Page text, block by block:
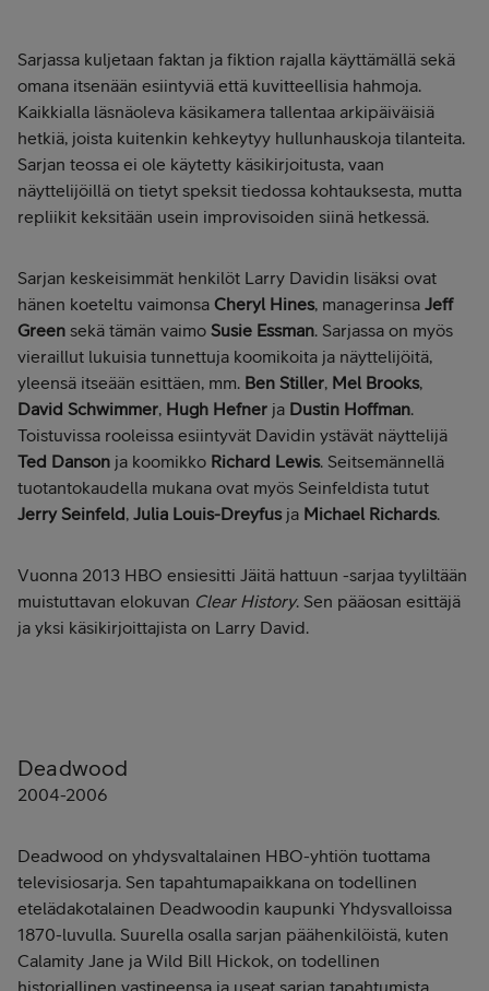
Sarjassa kuljetaan faktan ja fiktion rajalla käyttämällä sekä
omana itsenään esiintyviä että kuvitteellisia hahmoja.
Kaikkialla läsnäoleva käsikamera tallentaa arkipäiväisiä
hetkiä, joista kuitenkin kehkeytyy hullunhauskoja tilanteita.
Sarjan teossa ei ole käytetty käsikirjoitusta, vaan
näyttelijöillä on tietyt speksit tiedossa kohtauksesta, mutta
repliikit keksitään usein improvisoiden siinä hetkessä.
Sarjan keskeisimmät henkilöt Larry Davidin lisäksi ovat
hänen koeteltu vaimonsa Cheryl Hines, managerinsa Jeff
Green sekä tämän vaimo Susie Essman. Sarjassa on myös
vieraillut lukuisia tunnettuja koomikoita ja näyttelijöitä,
yleensä itseään esittäen, mm. Ben Stiller, Mel Brooks,
David Schwimmer, Hugh Hefner ja Dustin Hoffman.
Toistuvissa rooleissa esiintyvät Davidin ystävät näyttelijä
Ted Danson ja koomikko Richard Lewis. Seitsemännellä
tuotantokaudella mukana ovat myös Seinfeldista tutut
Jerry Seinfeld, Julia Louis-Dreyfusja Michael Richards.
Vuonna 2013 HBO ensiesitti Jäitä hattuun -sarjaa tyyliltään
muistuttavan elokuvan Clear History. Sen pääosan esittäjä
ja yksi käsikirjoittajista on Larry David.
Deadwood
2004-2006
Deadwood on yhdysvaltalainen HBO-yhtiön tuottama
televisiosarja. Sen tapahtumapaikkana on todellinen
etelädakotalainen Deadwoodin kaupunki Yhdysvalloissa
1870-luvulla. Suurella osalla sarjan päähenkilöistä, kuten
Calamity Jane ja Wild Bill Hickok, on todellinen
historiallinen vastineensa ja useat sarjan tapahtumista